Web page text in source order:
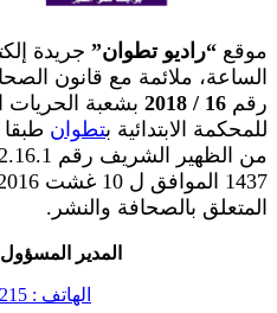
موقع “راديو تطوان” جريدة
الساعة، ملائمة مع قانون
رقم 16 / 2018
بشعبة الحريات
للمحكمة الابتدائية بتطوان
المتعلق بالصحافة والنشر.
المدير
الهاتف : 0610120215